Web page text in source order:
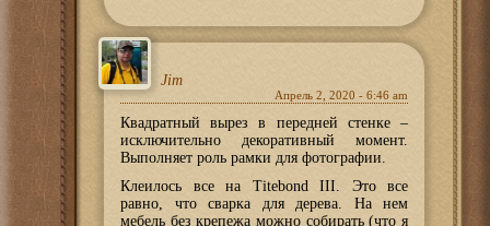
Jim
Апрель 2, 2020 - 6:46 am
Квадратный вырез в передней стенке –
исключительно декоративный момент.
Выполняет роль рамки для фотографии.
Клеилось все на Titebond III. Это все
равно, что сварка для дерева. На нем
мебель без крепежа можно собирать (что я